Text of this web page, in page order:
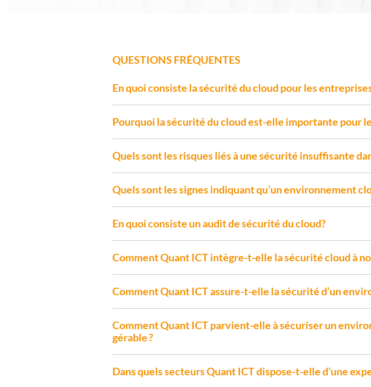
QUESTIONS FRÉQUENTES
En quoi consiste la sécurité du cloud pour les
Pourquoi la sécurité du cloud est-elle importante pour
Quels sont les risques liés à une sécurité insuffisante
Quels sont les signes indiquant qu’un environnement
En quoi consiste un audit de sécurité du cloud?
Comment Quant ICT intègre-t-elle la sécurité cloud à
Comment Quant ICT assure-t-elle la sécurité d’un
Comment Quant ICT parvient-elle à sécuriser un
gérable ?
Dans quels secteurs Quant ICT dispose-t-elle d’une